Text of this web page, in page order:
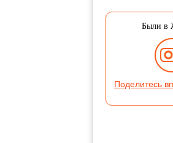
Были в
Поделитесь